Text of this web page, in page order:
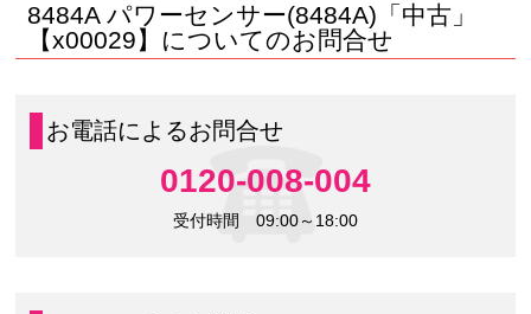
8484A パワーセンサー(8484A)「中古」
【x00029】についてのお問合せ
お電話によるお問合せ
0120-008-004
受付時間 09:00～18:00